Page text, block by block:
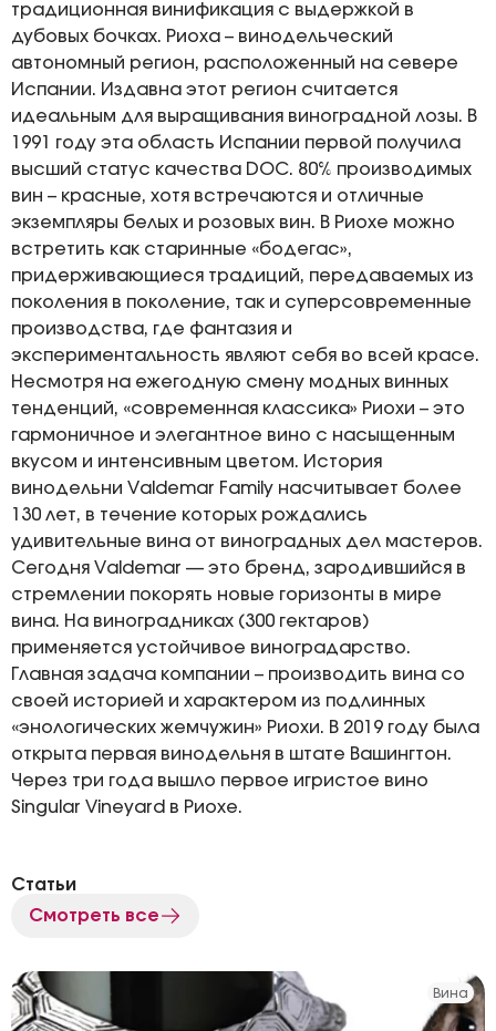
традиционная винификация с выдержкой в
дубовых бочках. Риоха – винодельческий
автономный регион, расположенный на севере
Испании. Издавна этот регион считается
идеальным для выращивания виноградной лозы. В
1991 году эта область Испании первой получила
высший статус качества DOC. 80% производимых
вин – красные, хотя встречаются и отличные
экземпляры белых и розовых вин. В Риохе можно
встретить как старинные «бодегас»,
придерживающиеся традиций, передаваемых из
поколения в поколение, так и суперсовременные
производства, где фантазия и
экспериментальность являют себя во всей красе.
Несмотря на ежегодную смену модных винных
тенденций, «современная классика» Риохи – это
гармоничное и элегантное вино с насыщенным
вкусом и интенсивным цветом. История
винодельни Valdemar Family насчитывает более
130 лет, в течение которых рождались
удивительные вина от виноградных дел мастеров.
Сегодня Valdemar — это бренд, зародившийся в
стремлении покорять новые горизонты в мире
вина. На виноградниках (300 гектаров)
применяется устойчивое виноградарство.
Главная задача компании – производить вина со
своей историей и характером из подлинных
«энологических жемчужин» Риохи. В 2019 году была
открыта первая винодельня в штате Вашингтон.
Через три года вышло первое игристое вино
Singular Vineyard в Риохе.
Статьи
Смотреть все
Вина